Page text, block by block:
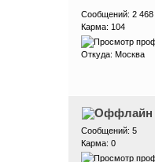
Сообщений: 2 468
Карма: 104
Откуда: Москва
Сообщений: 5
Карма: 0